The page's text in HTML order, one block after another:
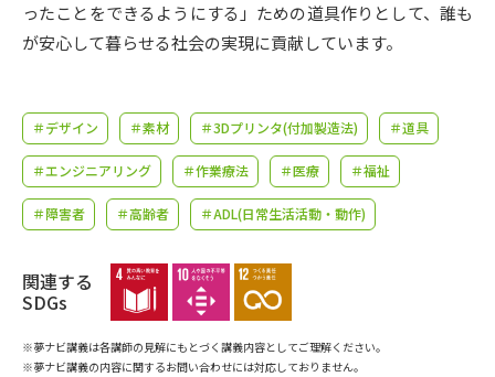
大学で学びたい学問発見
学問の教科書 夢ナビライブ
ユーザーサポート
Ｑ＆Ａ よくあるご質問 大学進学IDについて
お支払いについて
ったことをできるようにする」ための道具作りとして、誰も
が安心して暮らせる社会の実現に貢献しています。
＃デザイン ＃素材 ＃3Dプリンタ(付加製造法) ＃道具
＃エンジニアリング ＃作業療法 ＃医療 ＃福祉
＃障害者 ＃高齢者 ＃ADL(日常生活活動・動作)
関連する
SDGs
※夢ナビ講義は各講師の見解にもとづく講義内容としてご理解ください。
※夢ナビ講義の内容に関するお問い合わせには対応しておりません。